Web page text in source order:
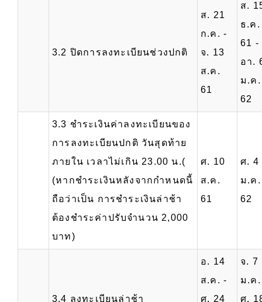
3.2 ปิดการลงทะเบียนช่วงปกติ
ส. 21
ก.ค. -
จ. 13
ส.ค.
61
ส.
ธ.ค.
61 -
อา.
ม.ค.
62
3.3 ชำระเงินค่าลงทะเบียนของ
การลงทะเบียนปกติ วันสุดท้าย
ภายใน เวลาไม่เกิน 23.00 น.(
(หากชำระเงินหลังจากกำหนดนี้
ถือว่าเป็น การชำระเงินล่าช้า
ต้องชำระค่าปรับจำนวน 2,000
บาท)
ศ. 10
ส.ค.
61
ศ. 4
ม.ค.
62
3.4 ลงทะเบียนล่าช้า
อ. 14
ส.ค. -
ศ. 24
จ. 7
ม.ค.
ศ.